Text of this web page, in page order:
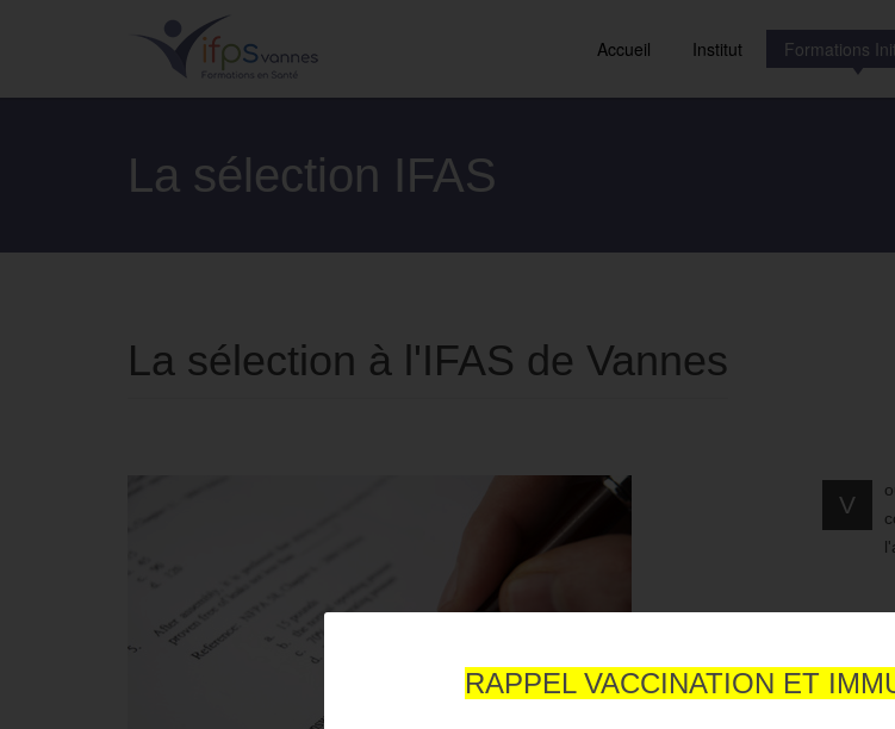
RAPPEL VACCINATION ET
Accueil Institut Formations
La sélection IFAS
La sélection à l'IFAS de Vannes
V